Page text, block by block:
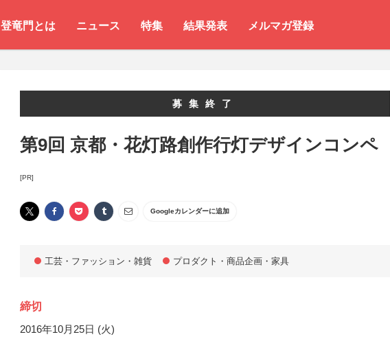
登竜門とは ニュース 特集 結果発表 メルマガ登録
募集終了
第9回 京都・花灯路創作行灯デザインコンペ
[PR]
Googleカレンダーに追加
工芸・ファッション・雑貨 プロダクト・商品企画・家具
締切
2016年10月25日 (火)